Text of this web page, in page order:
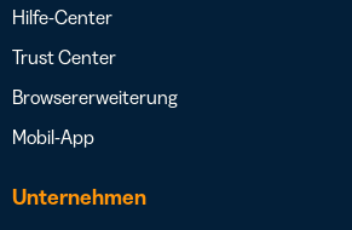
Hilfe-Center
Trust Center
Browsererweiterung
Mobil-App
Unternehmen